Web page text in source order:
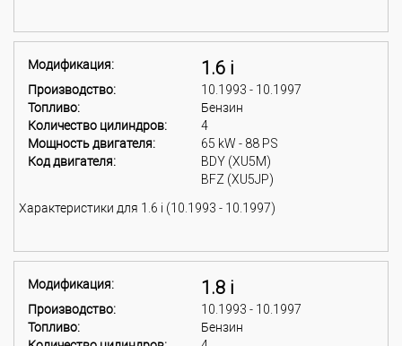
Модификация: 1.6 i
Производство:
10.1993 - 10.1997
Топливо:
Бензин
Количество цилиндров:
4
Мощность двигателя:
65 kW - 88 PS
Код двигателя:
BDY (XU5M)
BFZ (XU5JP)
Характеристики для 1.6 i (10.1993 - 10.1997)
Модификация: 1.8 i
Производство:
10.1993 - 10.1997
Топливо:
Бензин